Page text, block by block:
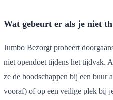
Wat gebeurt er als je niet
Jumbo Bezorgt probeert
niet opendoet tijdens het tijdvak.
ze de boodschappen bij een buur
vooraf) of op een veilige plek bij